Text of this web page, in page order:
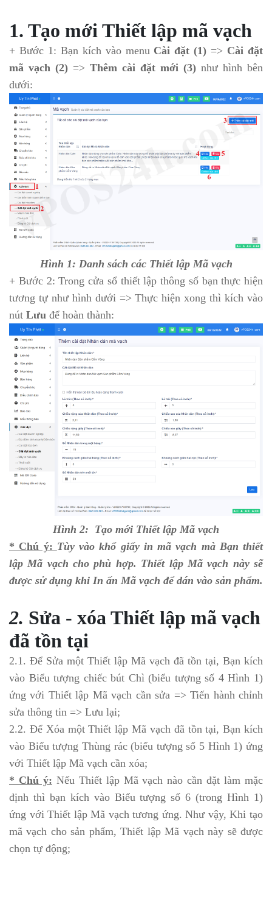
1. Tạo mới Thiết lập mã vạch
+ Bước 1: Bạn kích vào menu Cài đặt (1) => Cài đặt
mã vạch (2) => Thêm cài đặt mới (3) như hình bên
dưới:
Hình 1: Danh sách các Thiết lập Mã vạch
+ Bước 2: Trong cửa sổ thiết lập thông số bạn thực hiện
tương tự như hình dưới => Thực hiện xong thì kích vào
nút Lưu để hoàn thành:
Hình 2: Tạo mới Thiết lập Mã vạch
* Chú ý: Tùy vào khổ giấy in mã vạch mà Bạn thiết
lập Mã vạch cho phù hợp. Thiết lập Mã vạch này sẽ
được sử dụng khi In ấn Mã vạch để dán vào sản phẩm.
2. Sửa - xóa Thiết lập mã vạch
đã tồn tại
2.1. Để Sửa một Thiết lập Mã vạch đã tồn tại, Bạn kích
vào Biểu tượng chiếc bút Chì (biểu tượng số 4 Hình 1)
ứng với Thiết lập Mã vạch cần sửa => Tiến hành chỉnh
sửa thông tin => Lưu lại;
2.2. Để Xóa một Thiết lập Mã vạch đã tồn tại, Bạn kích
vào Biểu tượng Thùng rác (biểu tượng số 5 Hình 1) ứng
với Thiết lập Mã vạch cần xóa;
* Chú ý: Nếu Thiết lập Mã vạch nào cần đặt làm mặc
định thì bạn kích vào Biểu tượng số 6 (trong Hình 1)
ứng với Thiết lập Mã vạch tương ứng. Như vậy, Khi tạo
mã vạch cho sản phẩm, Thiết lập Mã vạch này sẽ được
chọn tự động;